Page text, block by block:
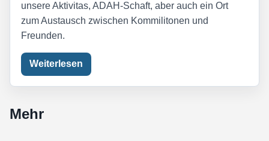
unsere Aktivitas, ADAH-Schaft, aber auch ein Ort
zum Austausch zwischen Kommilitonen und
Freunden.
Weiterlesen
Mehr